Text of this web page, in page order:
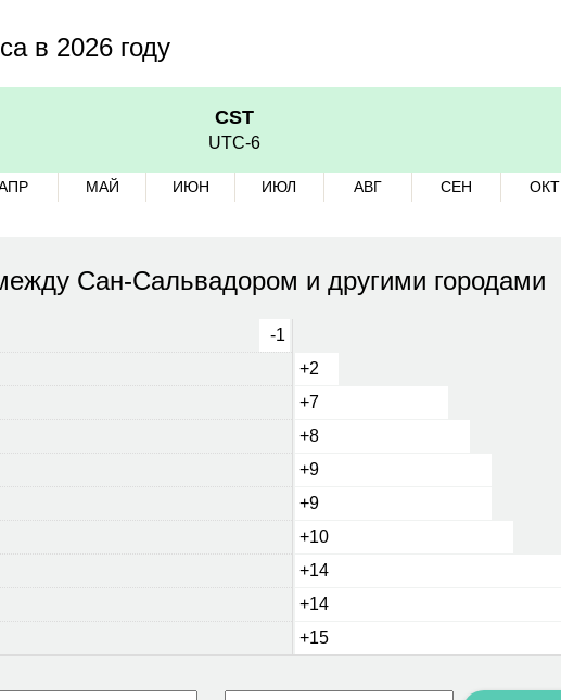
в 2026 году
CST
UTC-6
МАЙ ИЮН ИЮЛ АВГ СЕН ОКТ
Сан-Сальвадором и другими городами
-1
+2
+7
+8
+9
+9
+10
+14
+14
+15